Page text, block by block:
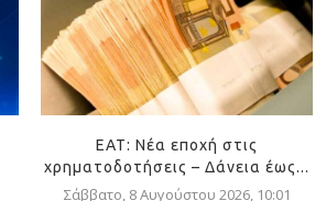
ΕΑΤ: Νέα εποχή στις
χρηματοδοτήσεις – Δάνεια έως...
Σάββατο, 8 Αυγούστου 2026, 10:01